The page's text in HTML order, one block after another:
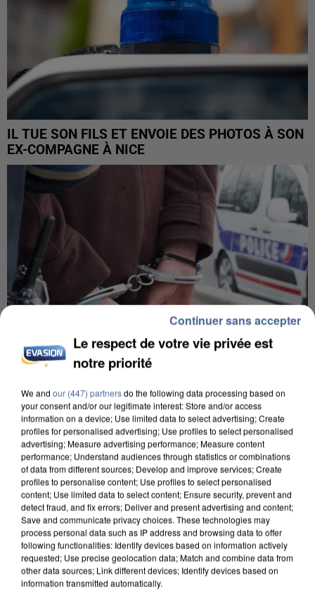
IL TUE SON FILS ET ENVOIE DES PHOTOS À SON
EX-COMPAGNE À NICE
L’UN DES FONDATEURS SUPPOSÉS DE LA DZ
MAFIA INTERPELLÉ EN ALGÉRIE
Le respect de votre vie privée est
notre priorité
We and our (447) partnersdo the following data processing based on
your consent and/or our legitimate interest: Store and/or access
information on a device; Use limited data to select advertising; Create
profiles for personalised advertising; Use profiles to select personalised
advertising; Measure advertising performance; Measure content
performance; Understand audiences through statistics or combinations
of data from different sources; Develop and improve services; Create
profiles to personalise content; Use profiles to select personalised
content; Use limited data to select content; Ensure security, prevent and
detect fraud, and fix errors; Deliver and present advertising and content;
Save and communicate privacy choices. These technologies may
process personal data such as IP address and browsing data to offer
following functionalities: Identify devices based on information actively
requested; Use precise geolocation data; Match and combine data from
other data sources; Link different devices; Identify devices based on
information transmitted automatically.
Continuer sans accepter